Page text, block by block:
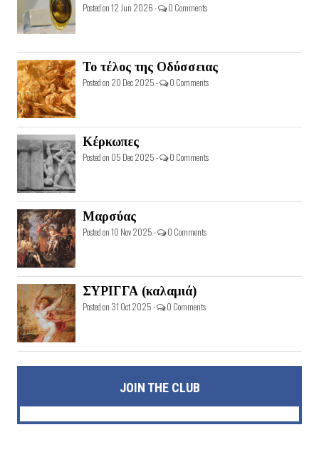
Posted on 12 Jun 2026 - 0 Comments
Το τέλος της Οδύσσειας
Posted on 20 Dec 2025 - 0 Comments
Κέρκωπες
Posted on 05 Dec 2025 - 0 Comments
Μαρσύας
Posted on 10 Nov 2025 - 0 Comments
ΣΥΡΙΓΓΑ (καλαμιά)
Posted on 31 Oct 2025 - 0 Comments
JOIN THE CLUB